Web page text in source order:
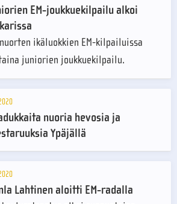
EM-joukkuekilpailu alkoi
ikäluokkien EM-kilpailuissa
juniorien joukkuekilpailu.
nuoria hevosia ja
Ypäjällä
Lahtinen aloitti EM-radalla